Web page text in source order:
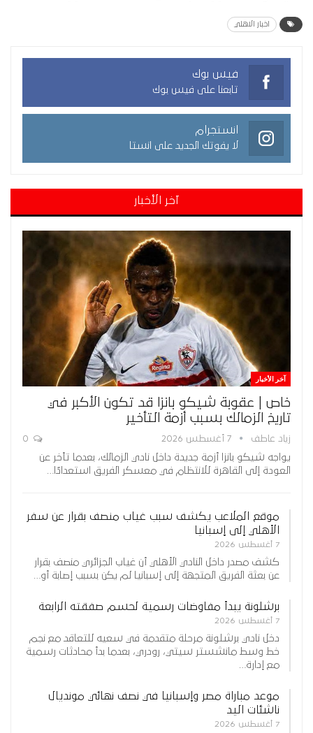
اخبار الاهلي
فيس بوك
تابعنا على فيس بوك
انستجرام
لا يفوتك الجديد على انستا
آخر الأخبار
آخر الأخبار
خاص | عقوبة شيكو بانزا قد تكون الأكبر في
تاريخ الزمالك بسبب أزمة التأخير
زياد عاطف 7 أغسطس 2026
يواجه شيكو بانزا أزمة جديدة داخل نادي الزمالك، بعدما تأخر عن
العودة إلى القاهرة للانتظام في معسكر الفريق استعدادًا…
موقع الملاعب يكشف سبب غياب منصف بقرار عن سفر
الأهلي إلى إسبانيا
7 أغسطس 2026
كشف مصدر داخل النادي الأهلي أن غياب الجزائري منصف بقرار
عن بعثة الفريق المتجهة إلى إسبانيا لم يكن بسبب إصابة أو…
برشلونة يبدأ مفاوضات رسمية لحسم صفقته الرابعة
7 أغسطس 2026
دخل نادي برشلونة مرحلة متقدمة في سعيه للتعاقد مع نجم
خط وسط مانشستر سيتي، رودري، بعدما بدأ محادثات رسمية
مع إدارة…
موعد مباراة مصر وإسبانيا في نصف نهائي مونديال
ناشئات اليد
7 أغسطس 2026